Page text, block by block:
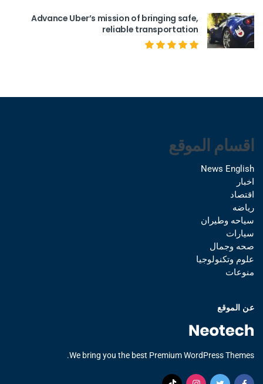
Advance Uber’s mission of bringing safe,
reliable transportation
اقسام الموقع
News English
اخبار
اقتصاد
رياضه
سياحه وطيران
سيارات
صحه وجمال
علوم وتكنولوجيا
منوعات
عن الموقع
We bring you the best Premium WordPress Themes.